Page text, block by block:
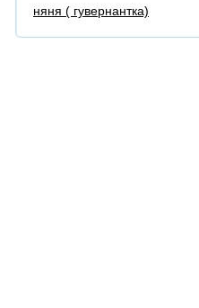
няня ( гувернантка)